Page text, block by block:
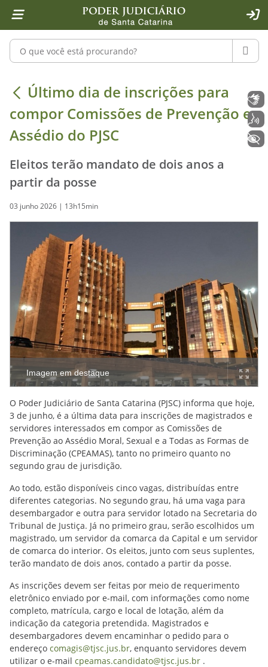
1 Ir para o conteúdo
2 Ir para a ferramenta de acessibilidade - Rybená
4 Ir para o menu principal
5 Ir para a pesquisa
6 Ir para o rodapé
7 Ir para a página inicial
Pesquisar no portal
Último dia de inscrições para
Último dia de inscrições para
compor Comissões de Prevenção e
Assédio do PJSC
Eleitos terão mandato de dois anos a
partir da posse
03 junho 2026 | 13h15min
Imagem em destaque
O Poder Judiciário de Santa Catarina (PJSC) informa que hoje,
3 de junho, é a última data para inscrições de magistrados e
servidores interessados em compor as Comissões de
Prevenção ao Assédio Moral, Sexual e a Todas as Formas de
Discriminação (CPEAMAS), tanto no primeiro quanto no
segundo grau de jurisdição.
Ao todo, estão disponíveis cinco vagas, distribuídas entre
diferentes categorias. No segundo grau, há uma vaga para
desembargador e outra para servidor lotado na Secretaria do
Tribunal de Justiça. Já no primeiro grau, serão escolhidos um
magistrado, um servidor da comarca da Capital e um servidor
de comarca do interior. Os eleitos, junto com seus suplentes,
terão mandato de dois anos, contado a partir da posse.
As inscrições devem ser feitas por meio de requerimento
eletrônico enviado por e-mail, com informações como nome
completo, matrícula, cargo e local de lotação, além da
indicação da categoria pretendida. Magistrados e
desembargadores devem encaminhar o pedido para o
endereço comagis@tjsc.jus.br, enquanto servidores devem
utilizar o e-mail cpeamas.candidato@tjsc.jus.br .
Libras
Voz